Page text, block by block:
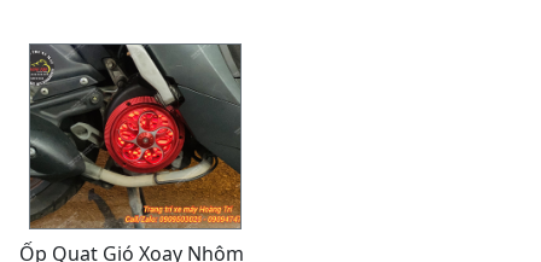
Ốp Quạt Gió Xoay Nhôm